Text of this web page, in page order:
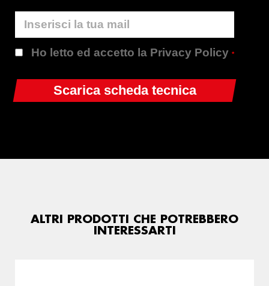
Ho letto ed accetto la Privacy Policy*
ALTRI PRODOTTI CHE POTREBBERO
INTERESSARTI